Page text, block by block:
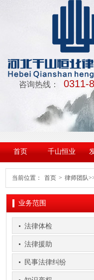
咨询热线： 0311-
首页 千山恒业
当前位置： 首页 > 律师团队
业务范围
法律体检
法律援助
民事法律纠纷